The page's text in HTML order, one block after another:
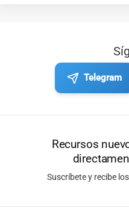
Telegram
Recursos
Suscríbete y recibe